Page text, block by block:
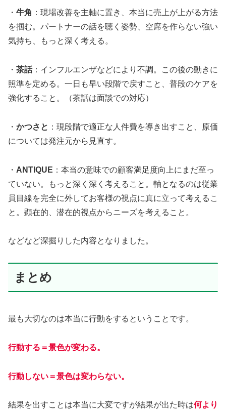
・ 牛角 ：現場改善を主軸に置き、本当に売上が上がる方法
を掴む。パートナーの話を聴く姿勢、空席を作らない強い
気持ち、もっと深く考える。
・ 茶話：インフルエンザなどにより不調。この後の動きに
照準を定める。一日も早い段階で戻すこと、普段のケアを
強化すること。（茶話は面談での対応）
・ かつさと ：現段階で適正な人件費を導き出すこと、原価
については発注元から見直す。
・ ANTIQUE ：本当の意味での顧客満足度向上にまだ至っ
ていない。もっと深く深く考えること。軸となるのは従業
員目線を完全に外してお客様の視点に真に立って考えるこ
と。顕在的、潜在的視点からニーズを考えること。
などなど深掘りした内容となりました。
まとめ
最も大切なのは本当に行動をするということです。
行動する＝景色が変わる。
行動しない＝景色は変わらない。
結果を出すことは本当に大変ですが結果が出た時は何より